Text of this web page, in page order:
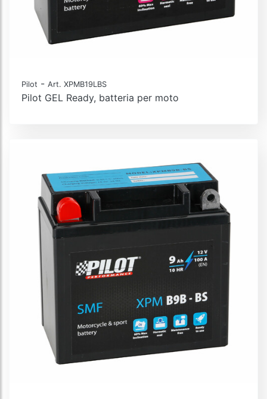
Pilot - Art. XPMB19LBS
Pilot GEL Ready, batteria per moto